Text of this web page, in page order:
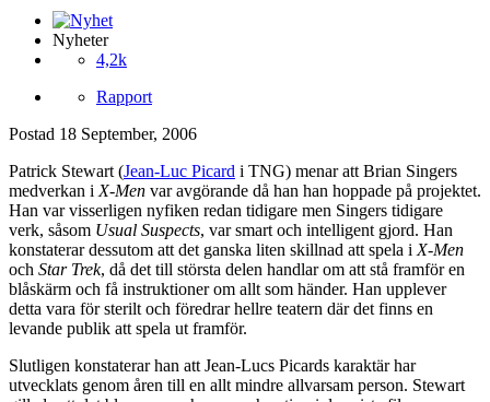
Nyheter
4,2k
Rapport
Postad 18 September, 2006
Patrick Stewart (Jean-Luc Picard i TNG) menar att Brian Singers
medverkan i X-Men var avgörande då han han hoppade på projektet.
Han var visserligen nyfiken redan tidigare men Singers tidigare
verk, såsom Usual Suspects, var smart och intelligent gjord. Han
konstaterar dessutom att det ganska liten skillnad att spela i X-Men
och Star Trek, då det till största delen handlar om att stå framför en
blåskärm och få instruktioner om allt som händer. Han upplever
detta vara för sterilt och föredrar hellre teatern där det finns en
levande publik att spela ut framför.
Slutligen konstaterar han att Jean-Lucs Picards karaktär har
utvecklats genom åren till en allt mindre allvarsam person. Stewart